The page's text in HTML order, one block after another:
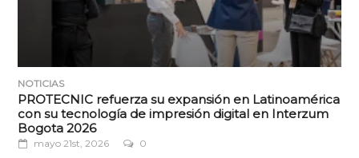
NOTICIAS
PROTECNIC refuerza su expansión en Latinoamérica
con su tecnología de impresión digital en Interzum
Bogota 2026
mayo 21st, 2026 0